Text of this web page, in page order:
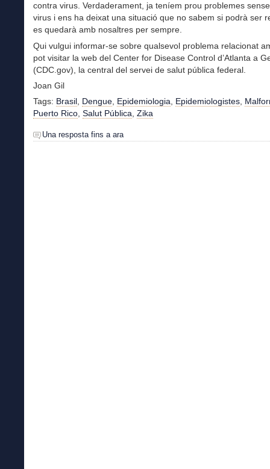
contra virus. Verdaderament, ja teníem prou problemes
virus i ens ha deixat una situació que no sabem si podrà ser
es quedarà amb nosaltres per sempre.
Qui vulgui informar-se sobre qualsevol problema relacionat
pot visitar la web del Center for Disease Control d’Atlanta a
(CDC.gov), la central del servei de salut pública federal.
Joan Gil
Tags: Brasil Dengue Epidemiologia Epidemiologistes
Puerto Rico Salut Pública Zika
Una resposta fins a ara